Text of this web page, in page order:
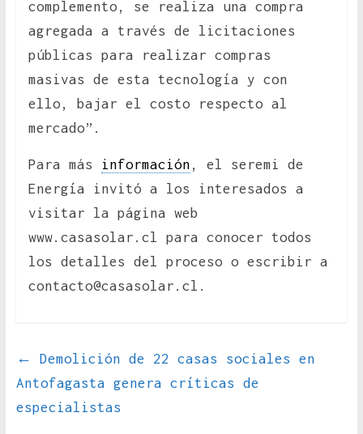
complemento, se realiza una compra
agregada a través de licitaciones
públicas para realizar compras
masivas de esta tecnología y con
ello, bajar el costo respecto al
mercado”.
Para más información , el seremi de
Energía invitó a los interesados a
visitar la página web
www.casasolar.cl para conocer todos
los detalles del proceso o escribir a
contacto@casasolar.cl.
←
Demolición de 22 casas sociales en
Antofagasta genera críticas de
especialistas